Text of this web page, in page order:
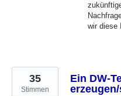
wir diese
Ein DW-
35
Stimmen